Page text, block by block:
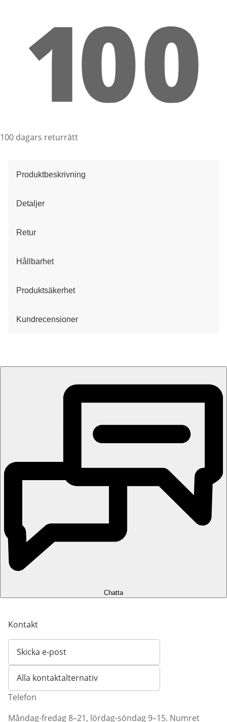
100 dagars returrätt
Produktbeskrivning
Detaljer
Retur
Hållbarhet
Produktsäkerhet
Kundrecensioner
Chatta
Kontakt
Skicka e-post
Öppnar e-postklient
Alla kontaktalternativ
Telefon
Måndag-fredag 8–21, lördag-söndag 9–15. Numret